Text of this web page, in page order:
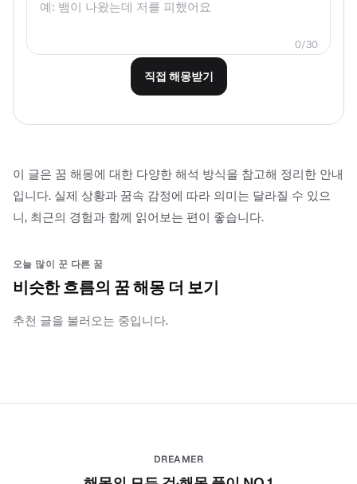
0/30
직접 해몽받기
이 글은 꿈 해몽에 대한 다양한 해석 방식을 참고해 정리한 안내
입니다. 실제 상황과 꿈속 감정에 따라 의미는 달라질 수 있으
니, 최근의 경험과 함께 읽어보는 편이 좋습니다.
오늘 많이 꾼 다른 꿈
비슷한 흐름의 꿈 해몽 더 보기
추천 글을 불러오는 중입니다.
DREAMER